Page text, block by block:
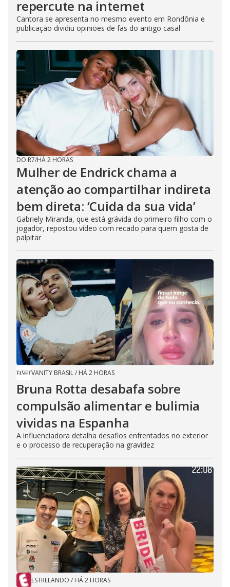
repercute na internet
Cantora se apresenta no mesmo evento em Rondônia e
publicação dividiu opiniões de fãs do antigo casal
DO R7/HÁ 2 HORAS
Mulher de Endrick chama a
atenção ao compartilhar indireta
bem direta: ‘Cuida da sua vida’
Gabriely Miranda, que está grávida do primeiro filho com o
jogador, repostou vídeo com recado para quem gosta de
palpitar
VANITY BRASIL/ HÁ 2 HORAS
Bruna Rotta desabafa sobre
compulsão alimentar e bulimia
vividas na Espanha
A influenciadora detalha desafios enfrentados no exterior
e o processo de recuperação na gravidez
ESTRELANDO / HÁ 2 HORAS